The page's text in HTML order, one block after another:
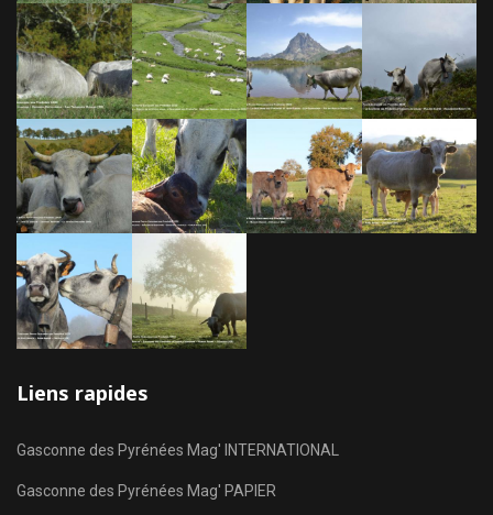
Liens rapides
Gasconne des Pyrénées Mag' INTERNATIONAL
Gasconne des Pyrénées Mag' PAPIER